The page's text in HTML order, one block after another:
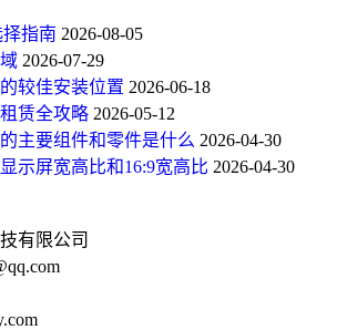
指南 2026-08-05
2026-07-29
较佳安装位置 2026-06-18
赁全攻略 2026-05-12
主要组件和零件是什么 2026-04-30
示屏宽高比和16:9宽高比 2026-04-30
有限公司